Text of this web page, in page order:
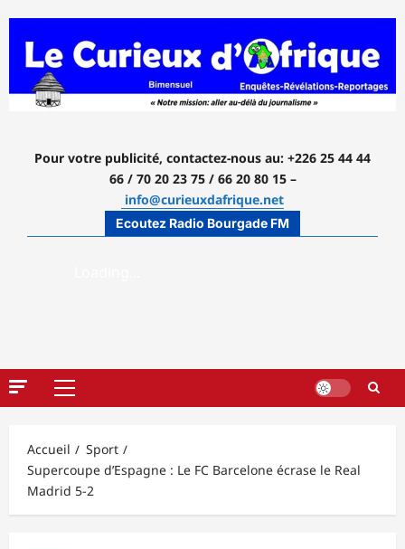
contenu
Pour votre publicité, contactez-nous au: +226 25 44 44
66 / 70 20 23 75 / 66 20 80 15 –
info@curieuxdafrique.net
Ecoutez Radio Bourgade FM
Menu
Accueil
Sport
Supercoupe d’Espagne : Le FC Barcelone écrase le Real
Madrid 5-2